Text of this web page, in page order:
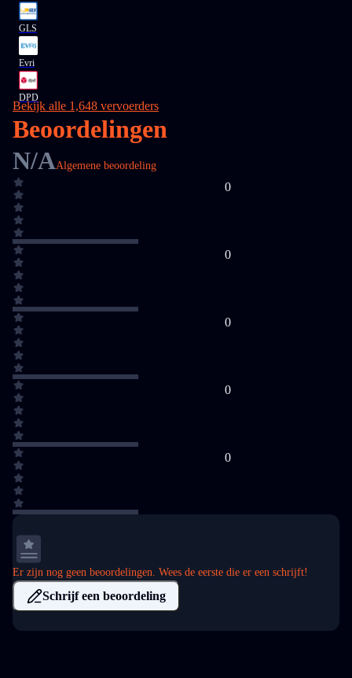
GLS
Evri
DPD
Bekijk alle 1,648 vervoerders
Beoordelingen
N/AAlgemene beoordeling
0
0
0
0
0
Er zijn nog geen beoordelingen. Wees de eerste die er een schrijft!
Schrijf een beoordeling